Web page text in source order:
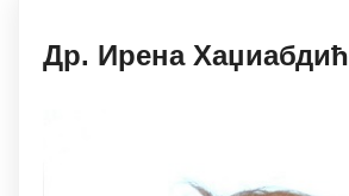
Др. Ирeнa Хaџиaбдић